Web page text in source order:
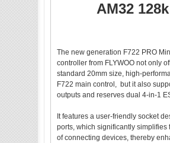
AM32 128k
The new generation F722 PRO
controller from FLYWOO not only
standard 20mm size, high-
F722 main control, but it also
outputs and reserves dual 4-in-1
It features a user-friendly socket
ports, which significantly simplifies
of connecting devices, thereby